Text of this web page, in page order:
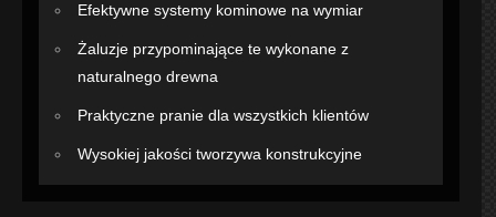
Efektywne systemy kominowe na wymiar
Żaluzje przypominające te wykonane z
naturalnego drewna
Praktyczne pranie dla wszystkich klientów
Wysokiej jakości tworzywa konstrukcyjne